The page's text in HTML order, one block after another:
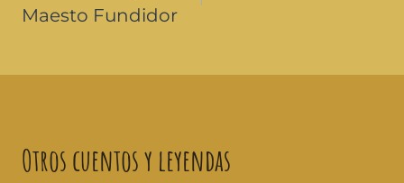
Maesto Fundidor
Otros cuentos y leyendas